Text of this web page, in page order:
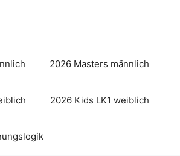
2026 Masters männlich
2026 Kids LK1 weiblich